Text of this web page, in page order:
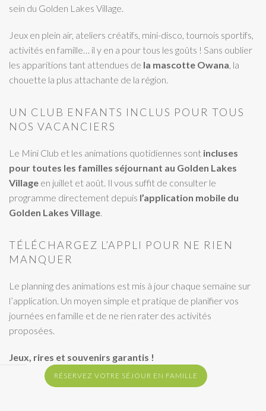
sein du Golden Lakes Village.
Jeux en plein air, ateliers créatifs, mini-disco, tournois sportifs,
activités en famille… il y en a pour tous les goûts ! Sans oublier
les apparitions tant attendues de la mascotte Owana, la
chouette la plus attachante de la région.
UN CLUB ENFANTS INCLUS POUR TOUS
NOS VACANCIERS
Le Mini Club et les animations quotidiennes sont incluses
pour toutes les familles séjournant au Golden Lakes
Village en juillet et août. Il vous suffit de consulter le
programme directement depuis l’application mobile du
Golden Lakes Village.
TÉLÉCHARGEZ L’APPLI POUR NE RIEN
MANQUER
Le planning des animations est mis à jour chaque semaine sur
l’application. Un moyen simple et pratique de planifier vos
journées en famille et de ne rien rater des activités
proposées.
Jeux, rires et souvenirs garantis !
RÉSERVEZ VOTRE SÉJOUR EN FAMILLE